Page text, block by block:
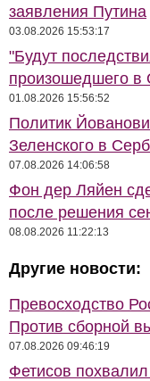
заявления Путина
03.08.2026 15:53:17
"Будут
произошедшего в
01.08.2026 15:56:52
Политик
Зеленского в
07.08.2026 14:06:58
Фон дер Ляйен
после решения
08.08.2026 11:22:13
Другие новости:
Превосходство
Против сборной
07.08.2026 09:46:19
Фетисов